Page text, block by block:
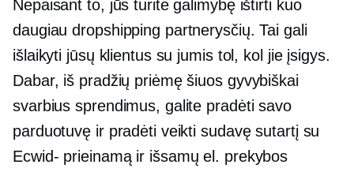
Nepaisant to, jūs turite galimybę ištirti kuo
daugiau dropshipping partnerysčių. Tai gali
išlaikyti jūsų klientus su jumis tol, kol jie įsigys.
Dabar, iš pradžių priėmę šiuos gyvybiškai
svarbius sprendimus, galite pradėti savo
parduotuvę ir pradėti veikti sudavę sutartį su
Ecwid- prieinamą ir išsamų el. prekybos